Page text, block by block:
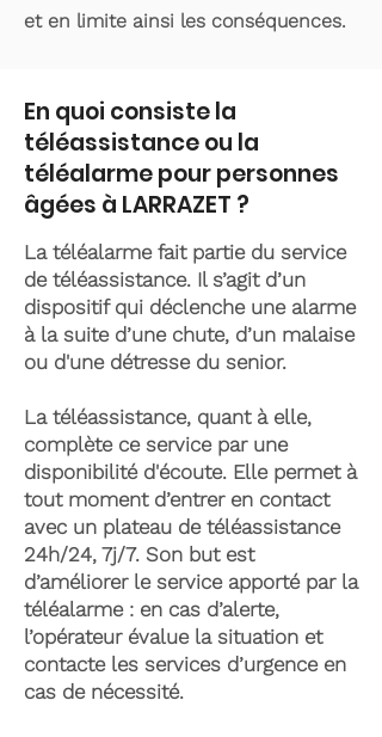
et en limite ainsi les conséquences.
En quoi consiste la
téléassistance ou la
téléalarme pour personnes
âgées à LARRAZET ?
La téléalarme fait partie du service
de téléassistance. Il s’agit d’un
dispositif qui déclenche une alarme
à la suite d’une chute, d’un malaise
ou d'une détresse du senior.
La téléassistance, quant à elle,
complète ce service par une
disponibilité d'écoute. Elle permet à
tout moment d’entrer en contact
avec un plateau de téléassistance
24h/24, 7j/7. Son but est
d’améliorer le service apporté par la
téléalarme : en cas d’alerte,
l’opérateur évalue la situation et
contacte les services d’urgence en
cas de nécessité.